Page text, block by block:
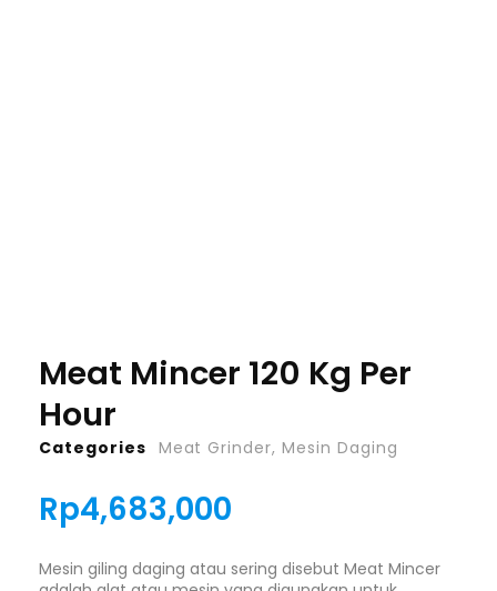
Meat Mincer 120 Kg Per
Hour
Rp4,683,000
Mesin giling daging atau sering disebut Meat Mincer
Categories Meat Grinder,Mesin Daging